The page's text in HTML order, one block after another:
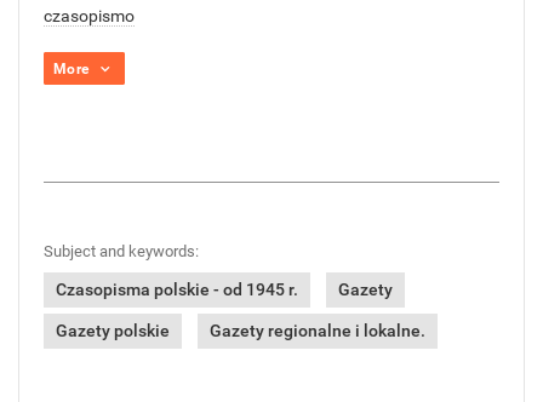
czasopismo
More
Subject and keywords:
Czasopisma polskie - od 1945 r. Gazety
Gazety polskie Gazety regionalne i lokalne.